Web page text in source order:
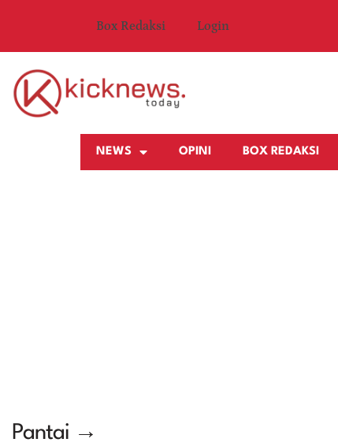
Box Redaksi Login
NEWS OPINI BOX REDAKSI
Pantai →